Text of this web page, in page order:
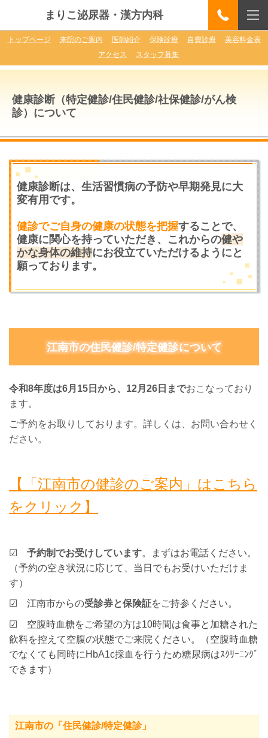
まりこ泌尿器・漢方内科
トップページ 来院のご案内 医師紹介 保険診療 自費診療
美容料金表
アクセス
スタッフ募集
健康診断（特定健診/住民健診/社保健診/がん検
診） について
健康診断は、生活習慣病の予防や早期発見に大
変有用です。
健診でご自身の健康の状態を把握することで、
健康に関心を持っていただき、これからの健や
かな身体の維持にお役立ていただけるようにと
願っております。
江南市の住民健診/特定健診について
令和8年度は6月15日から、12月26日までおこなっており
ます。
ご予約をお取りしております。詳しくは、お問い合わせく
ださい。
【「江南市の健診のご案内」はこちら
をクリック】
☑ 予約制でお受けしています。まずはお電話ください。
（予約の空き状況に応じて、当日でもお受けいただけま
す）
☑ 江南市からの受診券と保険証をご持参ください。
☑ 空腹時血糖をご希望の方は10時間は食事と加糖された
飲料を控えて空腹の状態でご来院ください。（空腹時血糖
でなくても同時にHbA1c採血を行うため糖尿病はｽｸﾘｰﾆﾝｸﾞ
できます）
江南市の「住民健診/特定健診」